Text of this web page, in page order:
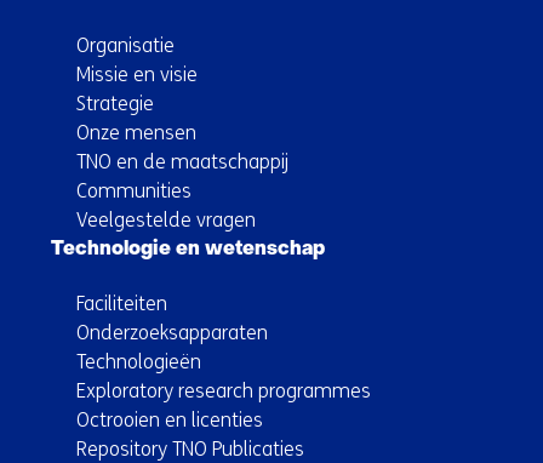
Organisatie
Missie en visie
Strategie
Onze mensen
TNO en de maatschappij
Communities
Veelgestelde vragen
Technologie en wetenschap
Faciliteiten
Onderzoeksapparaten
Technologieën
Exploratory research programmes
Octrooien en licenties
Repository TNO Publicaties